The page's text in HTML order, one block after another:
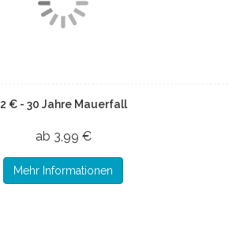
2 € - 30 Jahre Mauerfall
ab 3,99 €
Mehr Informationen